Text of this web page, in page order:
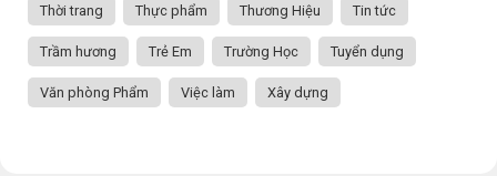
Thời trang Thực phẩm Thương Hiệu Tin tức
Trầm hương Trẻ Em Trường Học Tuyển dụng
Văn phòng Phẩm Việc làm Xây dựng